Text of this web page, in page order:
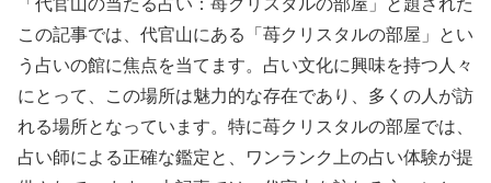
「代官山の当たる占い：苺クリスタルの部屋」と題された
この記事では、代官山にある「苺クリスタルの部屋」とい
う占いの館に焦点を当てます。占い文化に興味を持つ人々
にとって、この場所は魅力的な存在であり、多くの人が訪
れる場所となっています。特に苺クリスタルの部屋では、
占い師による正確な鑑定と、ワンランク上の占い体験が提